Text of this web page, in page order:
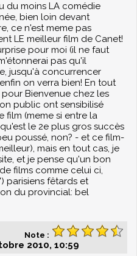
du moins LA comédie
bien loin devant
ce n'est meme pas
LE meilleur film de Canet!
pour moi (il ne faut
pas qu'il
jusqu'à concurrencer
on verra bien! En tout
pour Bienvenue chez les
public ont sensibilisé
film (meme si entre la
le 2e plus gros succès
poussé, non? - et ce film-
mais en tout cas, je
et je pense qu'un bon
films comme celui ci,
parisiens fêtards et
du provincial: bel
Note :
2010, 10:59